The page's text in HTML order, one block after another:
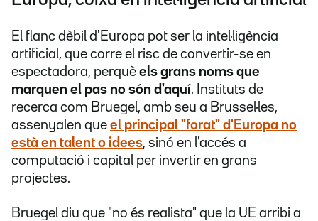
El flanc dèbil d'Europa pot ser la intel·ligència
artificial, que corre el risc de convertir-se en
espectadora, perquè els grans noms que
marquen el pas no són d'aquí. Instituts de
recerca com Bruegel, amb seu a Brussel·les,
assenyalen que el principal "forat" d'Europa no
està en talent o idees, sinó en l'accés a
computació i capital per invertir en grans
projectes.
Bruegel diu que "no és realista" que la UE arribi a